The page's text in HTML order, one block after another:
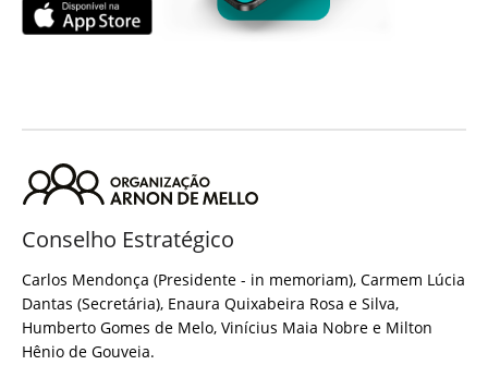
Conselho Estratégico
Carlos Mendonça (Presidente - in memoriam), Carmem Lúcia
Dantas (Secretária), Enaura Quixabeira Rosa e Silva,
Humberto Gomes de Melo, Vinícius Maia Nobre e Milton
Hênio de Gouveia.